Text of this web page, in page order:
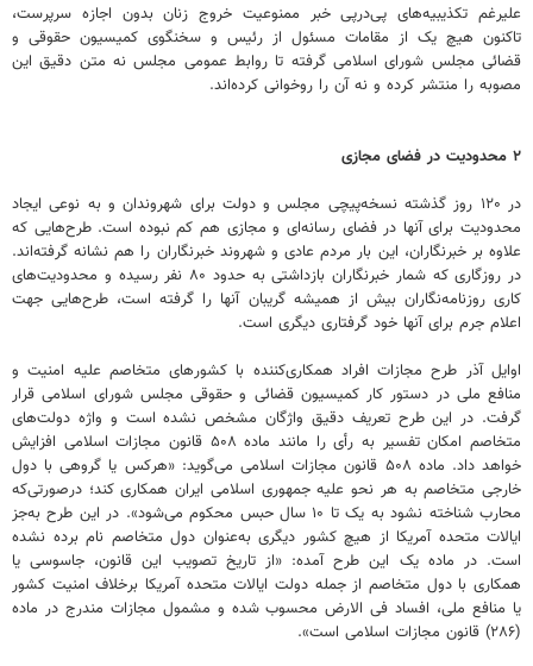
علیرغم تکذیبیه‌های پی‌درپی خبر ممنوعیت خروج زنان بدون اجازه سرپرست،
تاکنون هیچ یک از مقامات مسئول از رئیس و سخنگوی کمیسیون حقوقی و
قضائی مجلس شورای اسلامی گرفته تا روابط عمومی مجلس نه متن دقیق این
مصوبه را منتشر کرده‌ و نه آن را روخوانی کرده‌اند.
۲ محدودیت در فضای مجازی
در ۱۲۰ روز گذشته نسخه‌پیچی مجلس و دولت برای شهروندان و به نوعی ایجاد
محدودیت برای آنها در فضای رسانه‌ای و مجازی هم کم نبوده است. طرح‌هایی که
علاوه بر خبرنگاران، این بار مردم عادی و شهروند خبرنگاران را هم نشانه گرفته‌اند.
در روزگاری که شمار خبرنگاران بازداشتی به حدود ۸۰ نفر رسیده و محدودیت‌های
کاری روزنامه‌نگاران بیش از همیشه گریبان آنها را گرفته است، طرح‌هایی جهت
اعلام جرم برای آنها خود گرفتاری دیگری است.
اوایل آذر طرح مجازات افراد همکاری‌کننده با کشورهای متخاصم علیه امنیت و
منافع ملی در دستور کار کمیسیون قضائی و حقوقی مجلس شورای اسلامی قرار
گرفت. در این طرح تعریف دقیق واژگان مشخص نشده است و واژه دولت‌های
متخاصم امکان تفسیر به رأی را مانند ماده ۵۰۸ قانون مجازات اسلامی افزایش
خواهد داد. ماده ۵۰۸ قانون مجازات اسلامی می‌گوید: «هرکس یا گروهی با دول
خارجی متخاصم به هر نحو علیه جمهوری اسلامی ایران همکاری کند؛ درصورتی‌که
محارب شناخته نشود به یک تا ۱۰ سال حبس محکوم می‌شود». در این طرح به‌جز
ایالات متحده آمریکا از هیچ کشور دیگری به‌عنوان دول متخاصم نام برده نشده
است. در ماده یک این طرح آمده: «از تاریخ تصویب این قانون، جاسوسی یا
همکاری با دول متخاصم از جمله دولت ایالات متحده آمریکا برخلاف امنیت کشور
یا منافع ملی، افساد فی الارض محسوب شده و مشمول مجازات مندرج در ماده
(۲۸۶) قانون مجازات اسلامی است».